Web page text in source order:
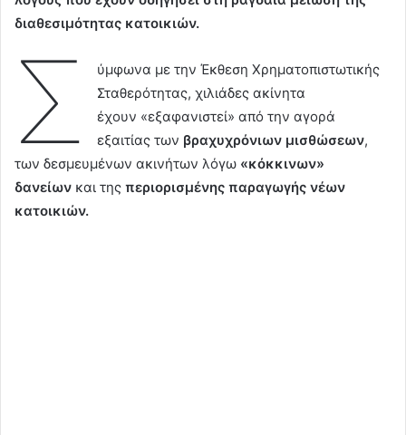
διαθεσιμότητας κατοικιών.
Σ
ύμφωνα με την Έκθεση Χρηματοπιστωτικής
Σταθερότητας, χιλιάδες ακίνητα
έχουν «εξαφανιστεί» από την αγορά
εξαιτίας των βραχυχρόνιων μισθώσεων,
των δεσμευμένων ακινήτων λόγω «κόκκινων»
δανείων και της περιορισμένης παραγωγής νέων
κατοικιών.